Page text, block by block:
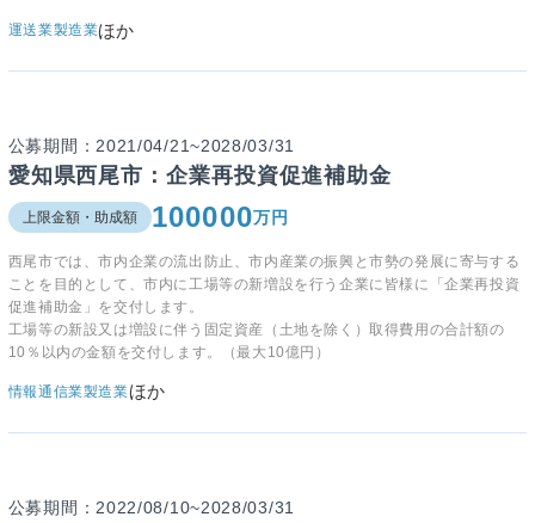
運送業製造業ほか
公募期間：2021/04/21~2028/03/31
愛知県西尾市：企業再投資促進補助金
上限金額・助成額 100000万円
西尾市では、市内企業の流出防止、市内産業の振興と市勢の発展に寄与する
ことを目的として、市内に工場等の新増設を行う企業に皆様に「企業再投資
促進補助金」を交付します。
工場等の新設又は増設に伴う固定資産（土地を除く）取得費用の合計額の
10％以内の金額を交付します。（最大10億円）
情報通信業製造業ほか
公募期間：2022/08/10~2028/03/31